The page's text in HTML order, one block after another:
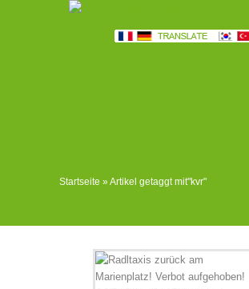
Startseite »Artikel getaggt mit"kvr"